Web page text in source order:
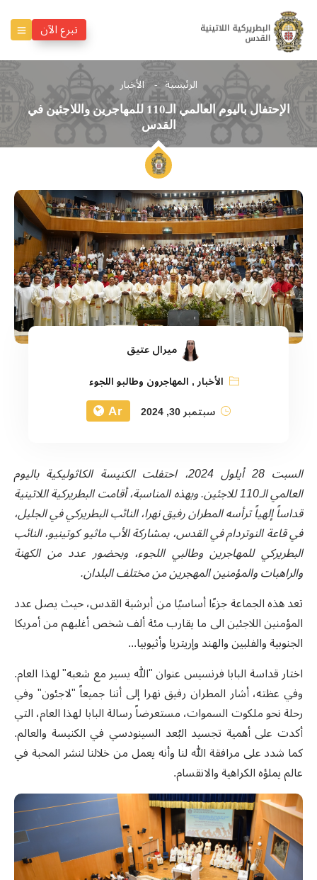
تبرع الآن
الرئيسية الأخبار
‎الإحتفال باليوم العالمي الـ110 للمهاجرين واللاجئين في
القدس
ميرال عتيق
الأخبار, المهاجرون وطالبو اللجوء
سبتمبر 30, 2024
Ar
السبت 28 أيلول 2024، احتفلت الكنيسة الكاثوليكية باليوم
العالمي الـ110 للاجئين. وبهذه المناسبة، أقامت البطريركية اللاتينية
قداساً إلهياً ترأسه المطران رفيق نهرا، النائب البطريركي في الجليل،
في قاعة النوتردام في القدس، بمشاركة الأب ماثيو كوتينيو، النائب
البطريركي للمهاجرين وطالبي اللجوء، وبحضور عدد من الكهنة
والراهبات والمؤمنين المهجرين من مختلف البلدان.
تعدهذهالجماعةجزءًاأساسيًامنأبرشيةالقدس،حيثيصلعدد
المؤمنيناللاجئينالىمايقاربمئةألفشخص أغلبهم من أمريكا
الجنوبية والفلبين والهند وإريتريا وأثيوبيا...
اختارقداسةالبابافرنسيسعنوان"اللهيسيرمعشعبه"لهذا العام.
وفي عظته،أشار المطران رفيقنهرا إلىأننا جميعاً "لاجئون" وفي
رحلةنحوملكوتالسموات،مستعرضاًرسالةالبابا لهذاالعام،التي
أكدت علىأهمية تجسيد البُعد السينودسي في الكنيسة والعالم.
كما شددعلىمرافقةاللهلنا وأنه يعملمنخلالنالنشرالمحبةفي
عالميملؤه الكراهيةوالانقسام.